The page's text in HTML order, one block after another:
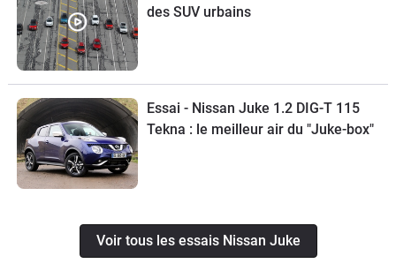
des SUV urbains
Essai - Nissan Juke 1.2 DIG-T 115
Tekna : le meilleur air du "Juke-box"
Voir tous les essais Nissan Juke